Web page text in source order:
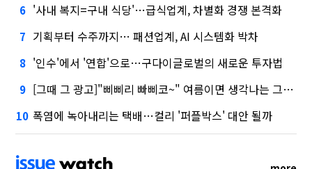
6 '사내 복지=구내 식당'…급식업계, 차별화 경쟁 본격화
7 기획부터 수주까지… 패션업계, AI 시스템화 박차
8 '인수'에서 '연합'으로…구다이글로벌의 새로운 투자법
9 [그때 그 광고]"삐삐리 빠삐코~" 여름이면 생각나는 그 노래
10 폭염에 녹아내리는 택배…컬리 '퍼플박스' 대안 될까